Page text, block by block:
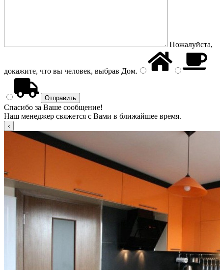
Пожалуйста,
докажите, что вы человек, выбрав Дом.
Спасибо за Ваше сообщение!
Наш менеджер свяжется с Вами в ближайшее время.